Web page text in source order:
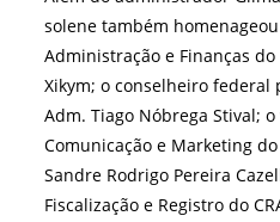
solene também
Administração e Finanças do
Xikym; o conselheiro federal
Adm. Tiago Nóbrega Stival;
Comunicação e Marketing
Sandre Rodrigo Pereira
Fiscalização e Registro do